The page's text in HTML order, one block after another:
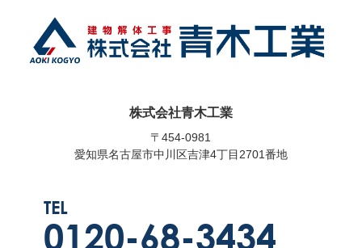
株式会社青木工業
〒454-0981
愛知県名古屋市中川区吉津4丁目2701番地
TEL
0120-68-3434